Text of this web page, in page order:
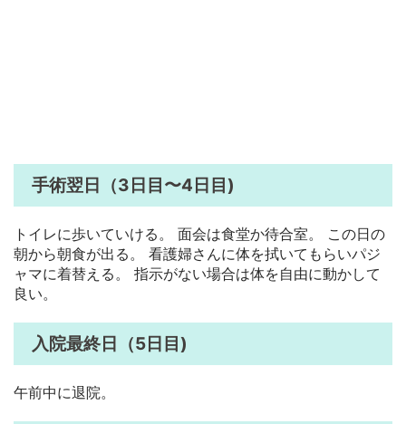
手術翌日（3日目〜4日目)
トイレに歩いていける。 面会は食堂か待合室。 この日の
朝から朝食が出る。 看護婦さんに体を拭いてもらいパジ
ャマに着替える。 指示がない場合は体を自由に動かして
良い。
入院最終日（5日目)
午前中に退院。